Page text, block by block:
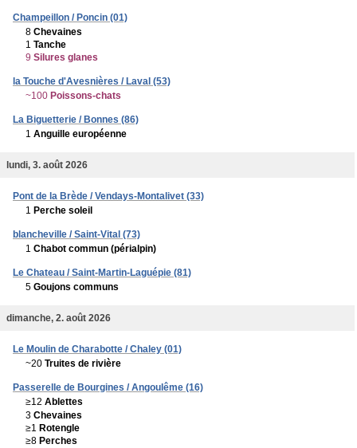
Champeillon / Poncin (01)
8 Chevaines
1 Tanche
9 Silures glanes
la Touche d'Avesnières / Laval (53)
~100 Poissons-chats
La Biguetterie / Bonnes (86)
1 Anguille européenne
lundi, 3. août 2026
Pont de la Brède / Vendays-Montalivet (33)
1 Perche soleil
blancheville / Saint-Vital (73)
1 Chabot commun (périalpin)
Le Chateau / Saint-Martin-Laguépie (81)
5 Goujons communs
dimanche, 2. août 2026
Le Moulin de Charabotte / Chaley (01)
~20 Truites de rivière
Passerelle de Bourgines / Angoulême (16)
≥12 Ablettes
3 Chevaines
≥1 Rotengle
≥8 Perches